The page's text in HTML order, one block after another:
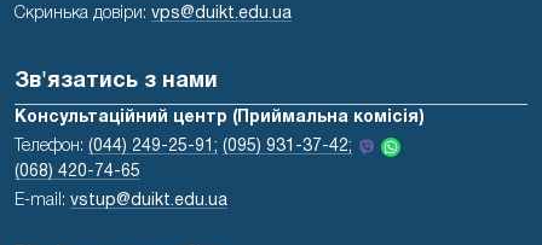
Скринька довіри: vps@duikt.edu.ua
Зв'язатись з нами
Консультаційний центр (Приймальна комісія)
Телефон: (044) 249-25-91; (095) 931-37-42;
(068) 420-74-65
E-mail: vstup@duikt.edu.ua